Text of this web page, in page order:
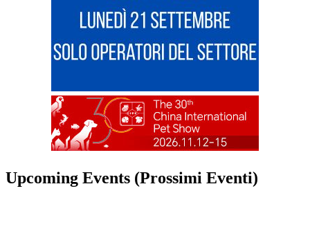
Upcoming Events (Prossimi Eventi)